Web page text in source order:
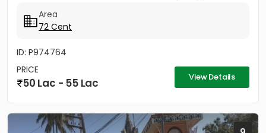
Area
72 Cent
ID: P974764
PRICE
50 Lac - 55 Lac View Details